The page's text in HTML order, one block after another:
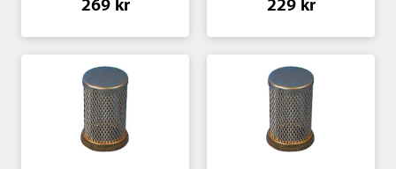
269 kr 229 kr